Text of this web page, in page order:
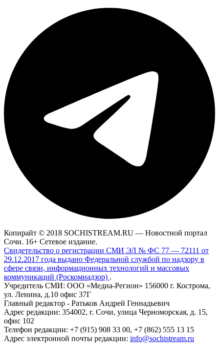
Копирайт © 2018 SOCHISTREAM.RU — Новостной портал
Сочи. 16+ Сетевое издание.
Свидетельство о регистрации СМИ ЭЛ № ФС 77 — 72111 от
29.12.2017 года выдано Федеральной службой по надзору в
сфере связи, информационных технологий и массовых
коммуникаций (Роскомнадзор) .
Учредитель СМИ: ООО «Медиа-Регион» 156000 г. Кострома,
ул. Ленина, д.10 офис 37Г
Главный редактор - Ратьков Андрей Геннадьевич
Адрес редакции: 354002, г. Сочи, улица Черноморская, д. 15,
офис 102
Телефон редакции: +7 (915) 908 33 00, +7 (862) 555 13 15
Адрес электронной почты редакции: info@sochistream.ru